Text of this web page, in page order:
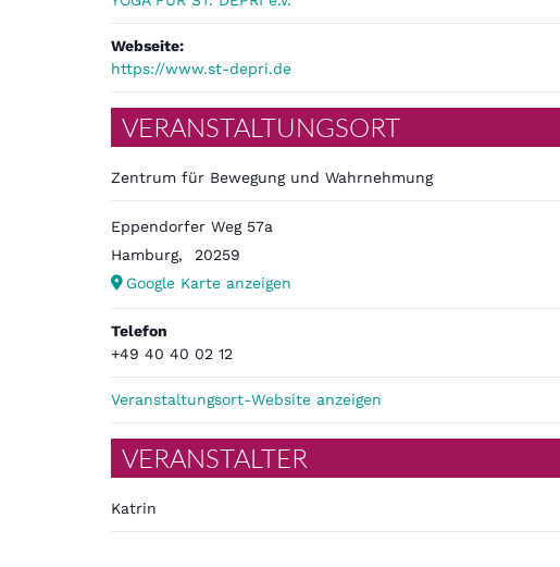
Webseite:
https://www.st-depri.de
VERANSTALTUNGSORT
Zentrum für Bewegung und Wahrnehmung
Eppendorfer Weg 57a
Hamburg,
20259
Google Karte anzeigen
Telefon
+49 40 40 02 12
Veranstaltungsort-Website anzeigen
VERANSTALTER
Katrin